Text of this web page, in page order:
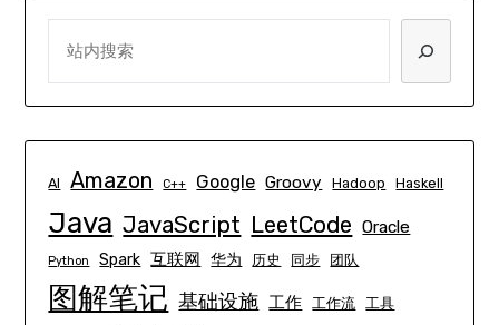
AI Amazon C++ Google Groovy Hadoop Haskell
Java JavaScript LeetCode Oracle
Python Spark 互联网 华为 历史 同步 团队
图解笔记 基础设施 工作 工作流 工具